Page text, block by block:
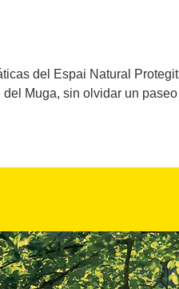
del Espai Natural
Muga, sin olvidar un